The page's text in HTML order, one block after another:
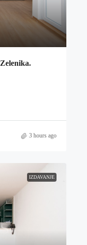
3 hours ago
IZDAVANJE